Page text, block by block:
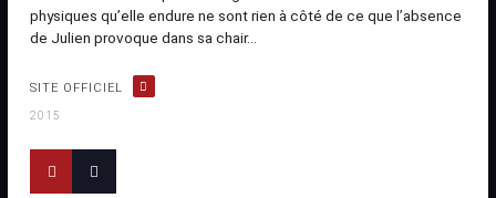
physiques qu’elle endure ne sont rien à côté de ce que l’absence
de Julien provoque dans sa chair...
SITE OFFICIEL
2015